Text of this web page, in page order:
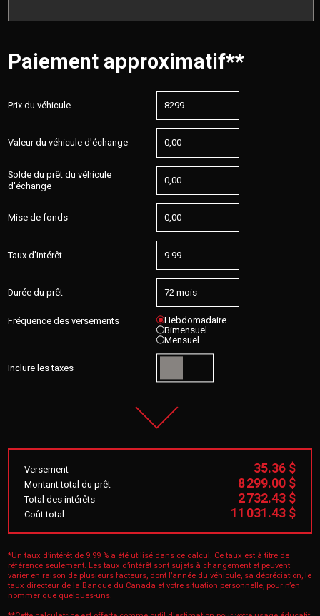
Paiement approximatif**
Prix du véhicule
Valeur du véhicule d'échange
Solde du prêt du véhicule
d'échange
Mise de fonds
Taux d'intérêt
Durée du prêt
Fréquence des versements Hebdomadaire
Bimensuel
Mensuel
Inclure les taxes
Versement 35.36 $
Montant total du prêt 8 299.00 $
Total des intérêts 2 732.43 $
Coût total 11 031.43 $
*Un taux d’intérêt de 9.99 % a été utilisé dans ce calcul. Ce taux est à titre de
référence seulement. Les taux d’intérêt sont sujets à changement et peuvent
varier en raison de plusieurs facteurs, dont l’année du véhicule, sa dépréciation, le
taux directeur de la Banque du Canada et votre situation personnelle, pour n’en
nommer que quelques-uns.